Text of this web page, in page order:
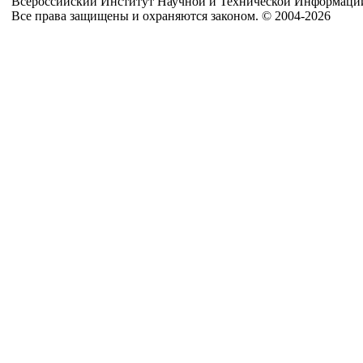
Все права защищены и охраняются законом. © 2004-2026